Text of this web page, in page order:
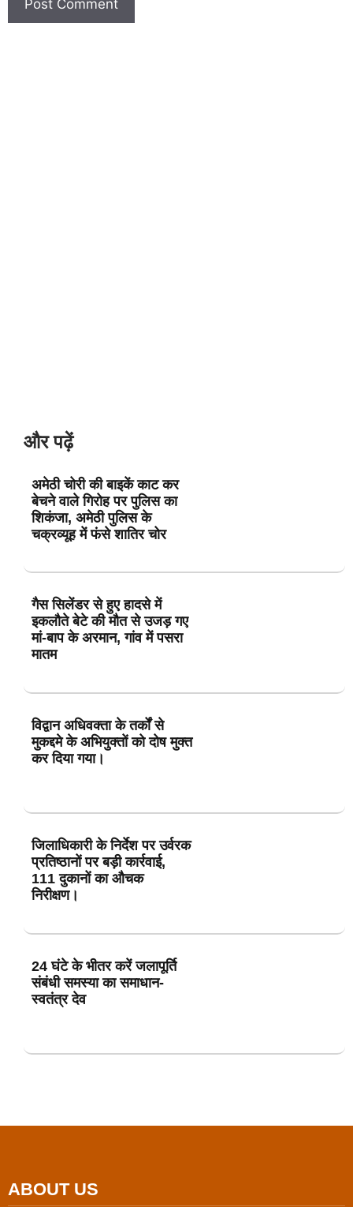
और पढ़ें
अमेठी चोरी की बाइकें काट कर
बेचने वाले गिरोह पर पुलिस का
शिकंजा, अमेठी पुलिस के
चक्रव्यूह में फंसे शातिर चोर
गैस सिलेंडर से हुए हादसे में
इकलौते बेटे की मौत से उजड़ गए
मां-बाप के अरमान, गांव में पसरा
मातम
विद्वान अधिवक्ता के तर्कों से
मुकद्दमे के अभियुक्तों को दोष मुक्त
कर दिया गया।
जिलाधिकारी के निर्देश पर उर्वरक
प्रतिष्ठानों पर बड़ी कार्रवाई,
111 दुकानों का औचक
निरीक्षण।
24 घंटे के भीतर करें जलापूर्ति
संबंधी समस्या का समाधान-
स्वतंत्र देव
ABOUT US